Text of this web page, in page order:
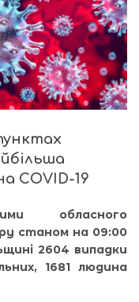
COVID-19
обласного
станом на 09:00
2604 випадки
1681 людина